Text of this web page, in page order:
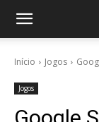
Início Jogos
Jogos